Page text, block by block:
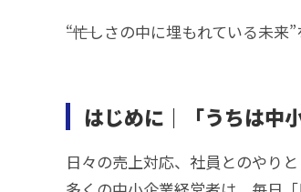
――“忙しさの中に埋もれている未
はじめに｜「うちは中
日々の売上対応、社員とのやりと